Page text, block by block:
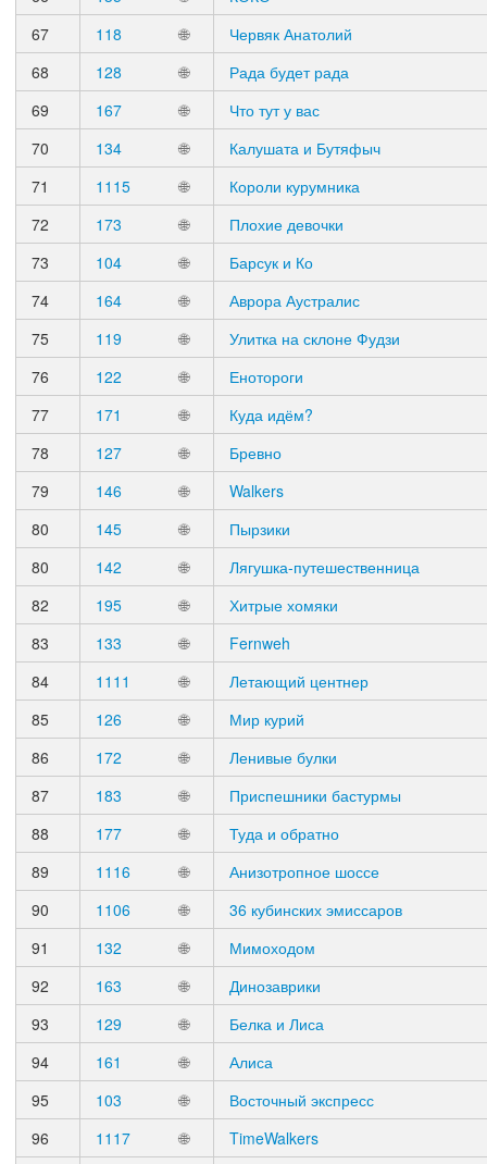
67
118 🌐
Червяк Анатолий
68
128 🌐
Рада будет рада
69
167 🌐
Что тут у вас
70
134 🌐
Калушата и Бутяфыч
71
1115 🌐
Короли курумника
72
173 🌐
Плохие девочки
73
104 🌐
Барсук и Ко
74
164 🌐
Аврора Аустралис
75
119 🌐
Улитка на склоне Фудзи
76
122 🌐
Енотороги
77
171 🌐
Куда идём?
78
127 🌐
Бревно
79
146 🌐
Walkers
80
145 🌐
Пырзики
80
142 🌐
Лягушка-путешественница
82
195 🌐
Хитрые хомяки
83
133 🌐
Fernweh
84
1111 🌐
Летающий центнер
85
126 🌐
Мир курий
86
172 🌐
Ленивые булки
87
183 🌐
Приспешники бастурмы
88
177 🌐
Туда и обратно
89
1116 🌐
Анизотропное шоссе
90
1106 🌐
36 кубинских эмиссаров
91
132 🌐
Мимоходом
92
163 🌐
Динозаврики
93
129 🌐
Белка и Лиса
94
161 🌐
Алиса
95
103 🌐
Восточный экспресс
96
1117 🌐
TimeWalkers